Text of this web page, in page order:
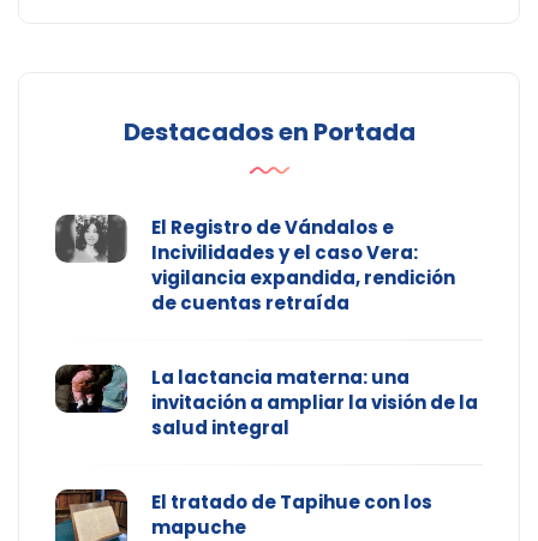
Destacados en Portada
El Registro de Vándalos e
Incivilidades y el caso Vera:
vigilancia expandida, rendición
de cuentas retraída
La lactancia materna: una
invitación a ampliar la visión de la
salud integral
El tratado de Tapihue con los
mapuche